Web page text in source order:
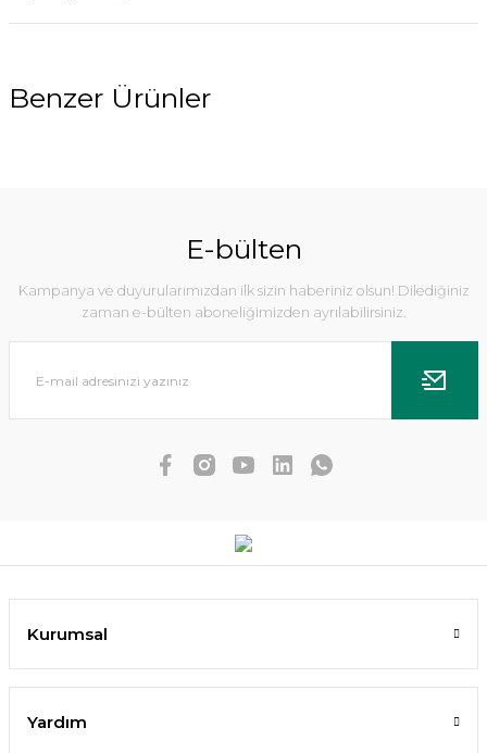
Benzer Ürünler
Dennerle Plants - Aegagropila on Slate Rock
E-bülten
Kampanya ve duyurularımızdan ilk sizin haberiniz olsun! Dilediğiniz
zaman e-bülten aboneliğimizden ayrılabilirsiniz.
Kurumsal
Yardım